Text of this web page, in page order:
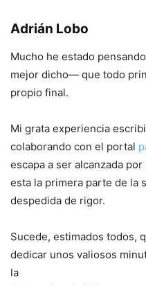
Adrián Lobo
Mucho he estado
mejor dicho— que todo
propio final.
Mi grata experiencia
colaborando con el portal
escapa a ser alcanzada
esta la primera parte de la
despedida de rigor.
Sucede, estimados todos,
dedicar unos valiosos
la